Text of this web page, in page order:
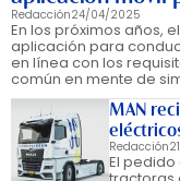
Redacción24/04/2025
En los próximos años,
aplicación para
en línea con los
común en mente de
MAN
Redacción
El pedido